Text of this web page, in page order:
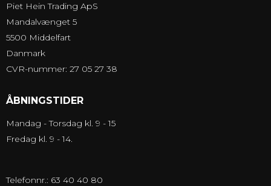
Piet Hein Trading ApS
Mandalvænget 5
5500 Middelfart
Danmark
CVR-nummer: 27 05 27 38
ÅBNINGSTIDER
Mandag - Torsdag kl. 9 - 15
Fredag kl. 9 - 14.
Telefonnr.: 63 40 40 80